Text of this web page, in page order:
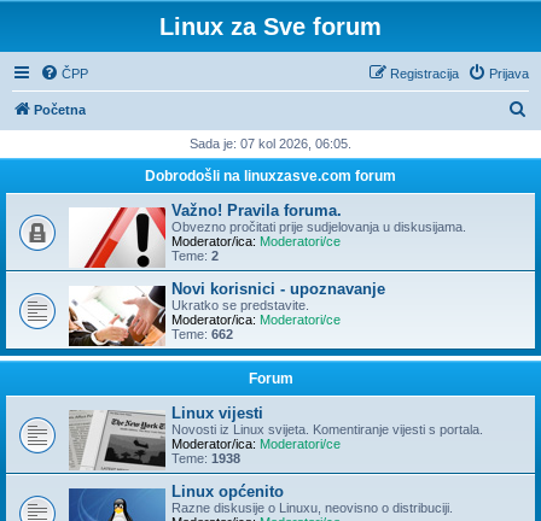
Linux za Sve forum
ČPP Prijava
Registracija
Početna
t
Sada je: 07 kol 2026, 06:05.
Dobrodošli na linuxzasve.com forum
Važno! Pravila foruma.
Obvezno pročitati prije sudjelovanja u diskusijama.
Moderator/ica: Moderatori/ce
Teme: 2
Novi korisnici - upoznavanje
Ukratko se predstavite.
Moderator/ica: Moderatori/ce
Teme: 662
Forum
Linux vijesti
Novosti iz Linux svijeta. Komentiranje vijesti s portala.
Moderator/ica: Moderatori/ce
Teme: 1938
Linux općenito
Razne diskusije o Linuxu, neovisno o distribuciji.